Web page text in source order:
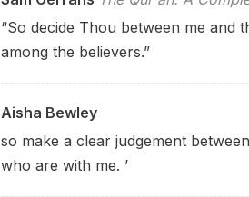
“So decide Thou between me and
among the believers.”
Aisha Bewley
so make a clear judgement
who are with me. ’